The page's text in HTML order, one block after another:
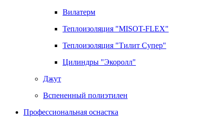
Вилатерм
Теплоизоляция "MISOT-FLEX"
Теплоизоляция "Тилит Супер"
Цилиндры "Экоролл"
Джут
Вспененный полиэтилен
Профессиональная оснастка